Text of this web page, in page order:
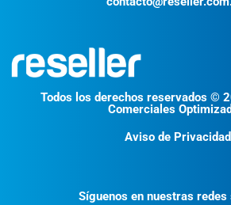
Todos los derechos reservados ©
Comerciales
Aviso de Privacidad
Síguenos en nuestras redes